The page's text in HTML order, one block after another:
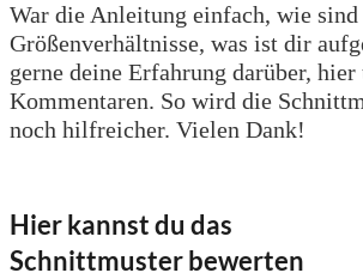
War die Anleitung einfach, wie
Größenverhältnisse, was ist dir
gerne deine Erfahrung darüber, hier
Kommentaren. So wird die
noch hilfreicher. Vielen Dank!
Hier kannst du das
Schnittmuster bewerten